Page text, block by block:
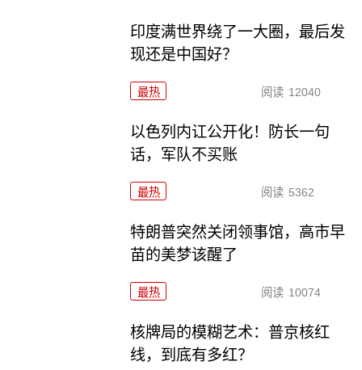
印度满世界绕了一大圈，最后发
现还是中国好？
最热 阅读 12040
以色列内讧公开化！防长一句
话，军队不买账
最热 阅读 5362
特朗普突然关闭领事馆，高市早
苗的美梦该醒了
最热 阅读 10074
核牌局的模糊艺术：普京核红
线，到底有多红？